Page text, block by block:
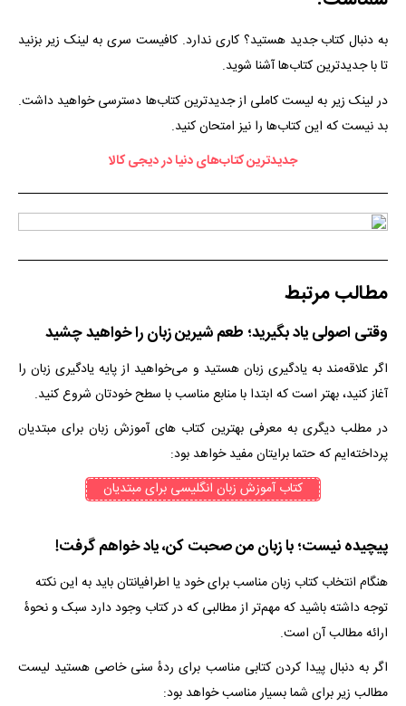
به دنبال کتاب جدید هستید؟ کاری ندارد. کافیست سری به لینک زیر بزنید
تا با جدیدترین کتاب‌ها آشنا شوید.
در لینک زیر به لیست کاملی از جدیدترین کتاب‌ها دسترسی خواهید داشت.
بد نیست که این کتاب‌ها را نیز امتحان کنید.
جدیدترین کتاب‌های دنیا در دیجی کالا
مطالب مرتبط
وقتی اصولی یاد بگیرید؛ طعم شیرین زبان را خواهید چشید
اگر علاقه‌مند به یادگیری زبان هستید و می‌خواهید از پایه یادگیری زبان را
آغاز کنید، بهتر است که ابتدا با منابع مناسب با سطح خودتان شروع کنید.
در مطلب دیگری به معرفی بهترین کتاب های آموزش زبان برای مبتدیان
پرداخته‌ایم که حتما برایتان مفید خواهد بود:
کتاب آموزش زبان انگلیسی برای مبتدیان
پیچیده نیست؛ با زبان من صحبت کن، یاد خواهم گرفت!
هنگام انتخاب کتاب زبان مناسب برای خود یا اطرافیانتان باید به این نکته
توجه داشته باشید که مهم‌تر از مطالبی که در کتاب وجود دارد سبک و نحوهٔ
ارائه مطالب آن است.
اگر به دنبال پیدا کردن کتابی مناسب برای ردهٔ سنی خاصی هستید لیست
مطالب زیر برای شما بسیار مناسب خواهد بود: